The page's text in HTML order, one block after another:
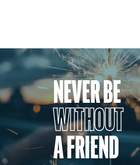
NEVER BE
WITHOUT
A FRIEND